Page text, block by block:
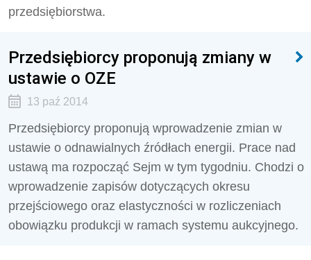
przedsiębiorstwa.
Przedsiębiorcy proponują zmiany w
ustawie o OZE
13 paź 2014
Przedsiębiorcy proponują wprowadzenie zmian w
ustawie o odnawialnych źródłach energii. Prace nad
ustawą ma rozpocząć Sejm w tym tygodniu. Chodzi o
wprowadzenie zapisów dotyczących okresu
przejściowego oraz elastyczności w rozliczeniach
obowiązku produkcji w ramach systemu aukcyjnego.